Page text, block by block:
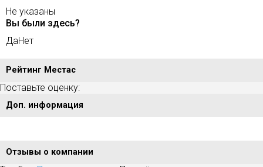
Не указаны
Вы были здесь?
ДаНет
Рейтинг Местас
Поставьте оценку:
Доп. информация
Отзывы о компании